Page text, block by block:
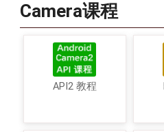
Camera课程
API2 教程